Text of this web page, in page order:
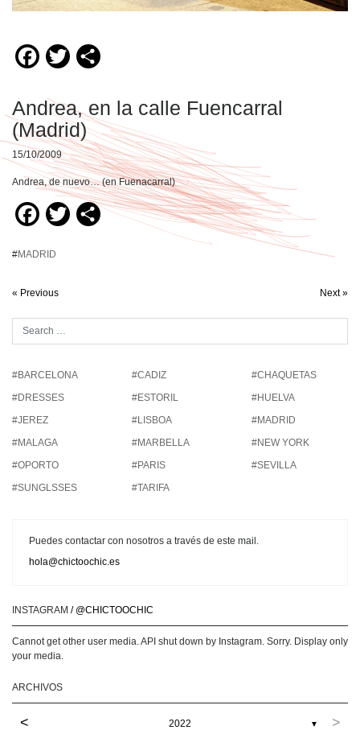
Facebook
Twitter
Andrea, en la calle Fuencarral
(Madrid)
15/10/2009
Andrea, de nuevo… (en Fuenacarral)
Facebook
TwitterCompartir
#MADRID
« Previous Next »
#BARCELONA #CADIZ
#CHAQUETAS
#DRESSES
#ESTORIL
#HUELVA
#JEREZ
#LISBOA
#MADRID
#MALAGA
#MARBELLA
#NEW YORK
#OPORTO
#PARIS
#SEVILLA
#SUNGLSSES
#TARIFA
Puedes contactar con nosotros a través de este mail.
hola@chictoochic.es
INSTAGRAM / @CHICTOOCHIC
Cannot get other user media. API shut down by Instagram. Sorry. Display only
your media.
ARCHIVOS
< 2022 ▼ >